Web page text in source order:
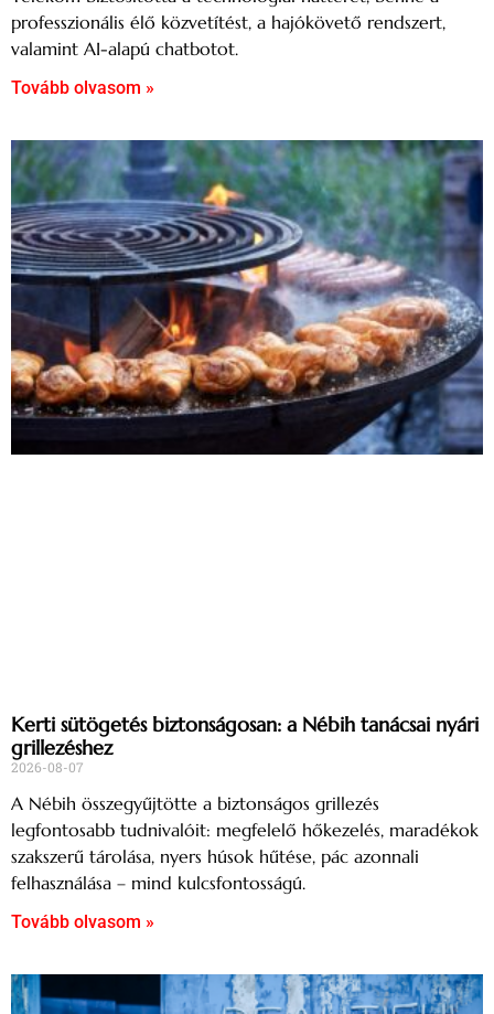
professzionális élő közvetítést, a hajókövető rendszert,
valamint AI-alapú chatbotot.
Tovább olvasom »
Kerti sütögetés biztonságosan: a Nébih tanácsai nyári
grillezéshez
2026-08-07
A Nébih összegyűjtötte a biztonságos grillezés
legfontosabb tudnivalóit: megfelelő hőkezelés, maradékok
szakszerű tárolása, nyers húsok hűtése, pác azonnali
felhasználása – mind kulcsfontosságú.
Tovább olvasom »